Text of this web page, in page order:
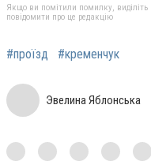
Якщо ви помітили помилку, виділіть
повідомити про це редакцію
#проїзд #кременчук
Эвелина Яблонська